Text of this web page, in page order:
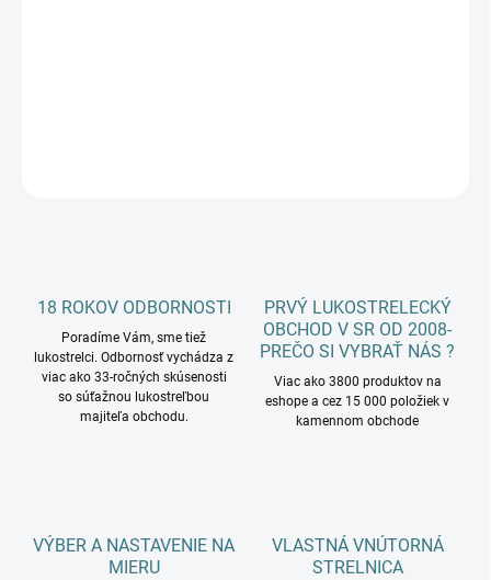
18 ROKOV ODBORNOSTI
Poradíme Vám, sme tiež
lukostrelci. Odbornosť vychádza z
viac ako 33-ročných skúsenosti
so súťažnou lukostreľbou
majiteľa obchodu.
PRVÝ LUKOSTRELECKÝ
OBCHOD V SR OD 2008-
PREČO SI VYBRAŤ NÁS ?
Viac ako 3800 produktov na
eshope a cez 15 000 položiek v
kamennom obchode
VÝBER A NASTAVENIE NA
MIERU
VLASTNÁ VNÚTORNÁ
STRELNICA